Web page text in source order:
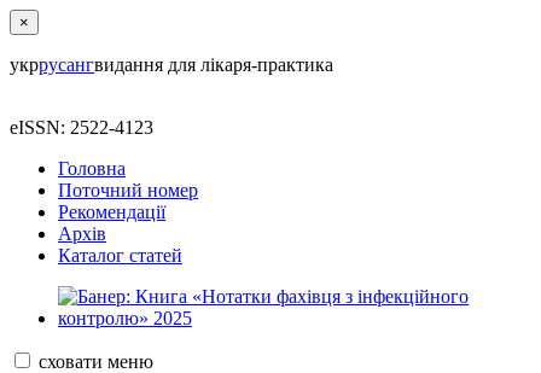
×
укррусангвидання для лікаря-практика
eISSN: 2522-4123
Головна
Поточний номер
Рекомендації
Архів
Каталог статей
сховати меню